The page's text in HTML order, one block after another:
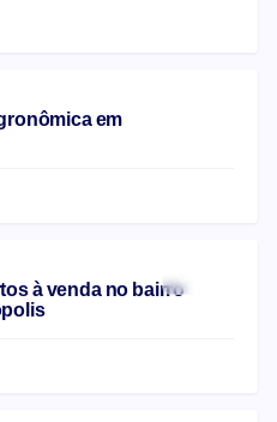
em
à venda no bairro